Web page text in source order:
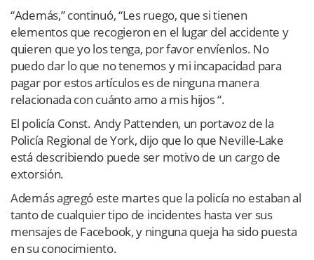
“Además,” continuó, “Les ruego, que si tienen
elementos que recogieron en el lugar del accidente y
quieren que yo los tenga, por favor envíenlos. No
puedo dar lo que no tenemos y mi incapacidad para
pagar por estos artículos es de ninguna manera
relacionada con cuánto amo a mis hijos “.
El policía Const. Andy Pattenden, un portavoz de la
Policía Regional de York, dijo que lo que Neville-Lake
está describiendo puede ser motivo de un cargo de
extorsión.
Además agregó este martes que la policía no estaban al
tanto de cualquier tipo de incidentes hasta ver sus
mensajes de Facebook, y ninguna queja ha sido puesta
en su conocimiento.